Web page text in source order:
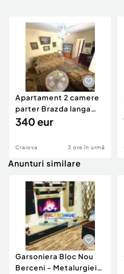
Apartament 2 camere
parter Brazda langa
Parcul Pedagogic
340 eur
Craiova 3 ore în urmă
Anunturi similare
Garsoniera Bloc Nou
Berceni - Metalurgiei